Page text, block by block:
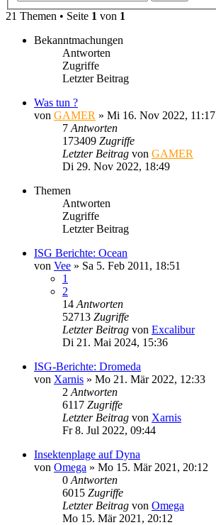
21 Themen • Seite 1 von 1
Bekanntmachungen
Antworten
Zugriffe
Letzter Beitrag
Was tun ?
von GAMER » Mi 16. Nov 2022, 11:17
7 Antworten
173409 Zugriffe
Letzter Beitrag von GAMER
Di 29. Nov 2022, 18:49
Themen
Antworten
Zugriffe
Letzter Beitrag
ISG Berichte: Ocean
von Vee » Sa 5. Feb 2011, 18:51
1
2
14 Antworten
52713 Zugriffe
Letzter Beitrag von Excalibur
Di 21. Mai 2024, 15:36
ISG-Berichte: Dromeda
von Xarnis » Mo 21. Mär 2022, 12:33
2 Antworten
6117 Zugriffe
Letzter Beitrag von Xarnis
Fr 8. Jul 2022, 09:44
Insektenplage auf Dyna
von Omega » Mo 15. Mär 2021, 20:12
0 Antworten
6015 Zugriffe
Letzter Beitrag von Omega
Mo 15. Mär 2021, 20:12